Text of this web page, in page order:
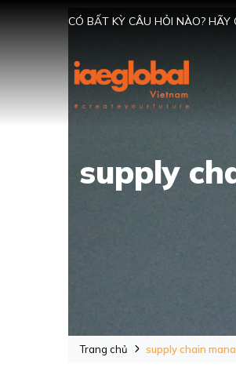
CÓ BẤT KỲ CÂU HỎI NÀO? HÃY
supply
Trang chủ supply chain